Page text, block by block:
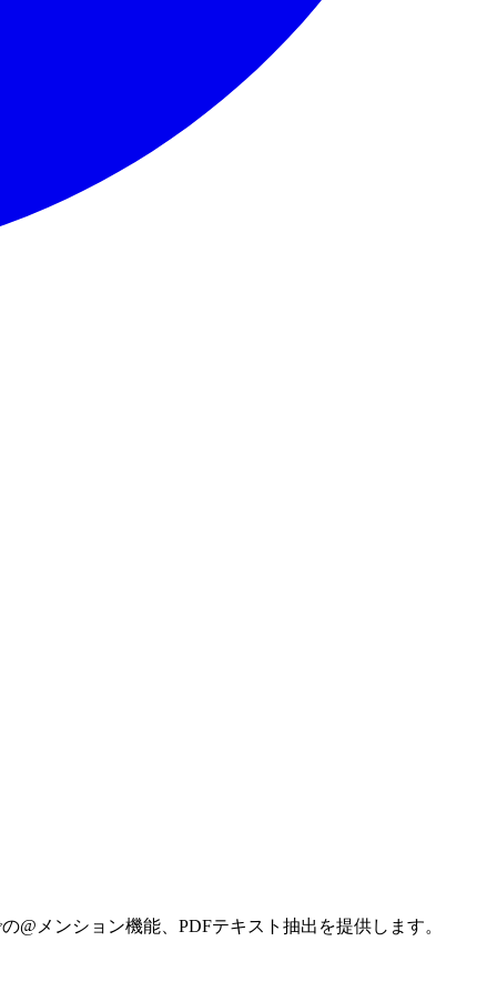
@メンション機能、PDFテキスト抽出を提供します。